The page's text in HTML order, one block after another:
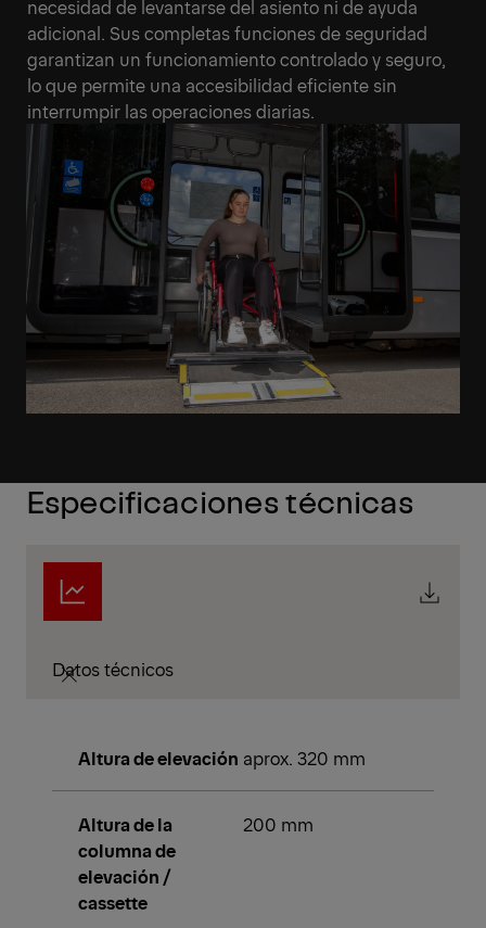
necesidad de levantarse del asiento ni de ayuda
adicional. Sus completas funciones de seguridad
garantizan un funcionamiento controlado y seguro,
lo que permite una accesibilidad eficiente sin
interrumpir las operaciones diarias.
Especificaciones técnicas
Datos técnicos
Altura de elevación aprox. 320 mm
Altura de la
columna de
elevación /
cassette
200 mm